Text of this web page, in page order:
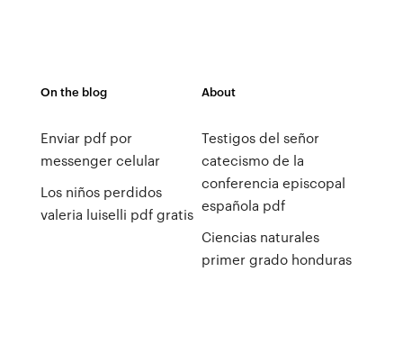
On the blog
Enviar pdf por
messenger celular
Los niños perdidos
valeria luiselli pdf gratis
About
Testigos del señor
catecismo de la
conferencia episcopal
española pdf
Ciencias naturales
primer grado honduras